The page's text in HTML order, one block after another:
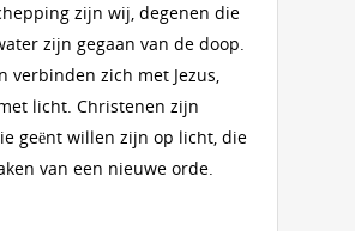
zijn wij, degenen die
zijn gegaan van de doop.
verbinden zich met Jezus,
licht. Christenen zijn
geënt willen zijn op licht, die
van een nieuwe orde.